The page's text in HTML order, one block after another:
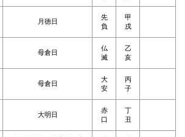
月徳日
先
負
甲
戌
母倉日
仏
滅
乙
亥
母倉日
大
安
丙
子
大明日
赤
口
丁
丑